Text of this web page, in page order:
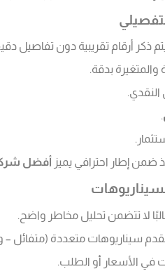
ذكر أرقام تقريبية دون تفاصيل
والمتغيرة بدقة.
النقدي.
.
ضمن إطار احترافي يميز أفضل
لا تتضمن تحليل مخاطر واضح.
سيناريوهات متعددة (متفائل
في الأسعار أو الطلب.